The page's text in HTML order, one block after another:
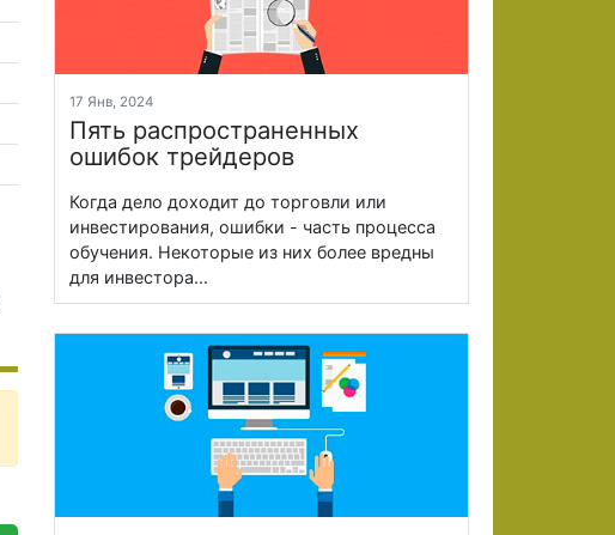
17 Янв, 2024
Пять распространенных
ошибок трейдеров
Когда дело доходит до торговли или
инвестирования, ошибки - часть процесса
обучения. Некоторые из них более вредны
для инвестора...